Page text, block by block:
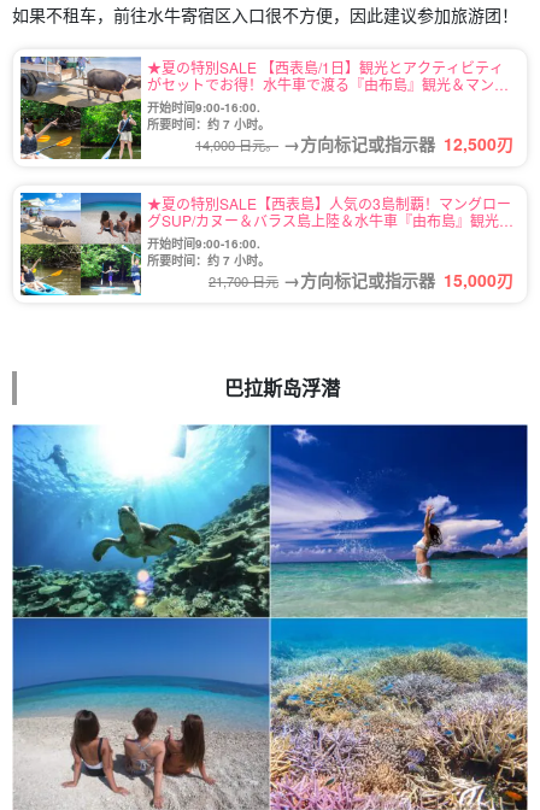
如果不租车，前往水牛寄宿区入口很不方便，因此建议参加旅游团！
★夏の特別SALE 【西表島/1日】観光とアクティビティ
がセットでお得！水牛車で渡る『由布島』観光＆マング
ローブSUPorカヌー（No.124）
开始时间9:00-16:00.
所要时间：约 7 小时。
14,000 日元。 →方向标记或指示器 12,500刃
★夏の特別SALE【西表島】人気の3島制覇！マングロー
グSUP/カヌー＆バラス島上陸＆水牛車『由布島』観光ツ
アー★写真無料（No.78）
开始时间9:00-16:00.
所要时间：约 7 小时。
21,700 日元 →方向标记或指示器 15,000刃
巴拉斯岛浮潜